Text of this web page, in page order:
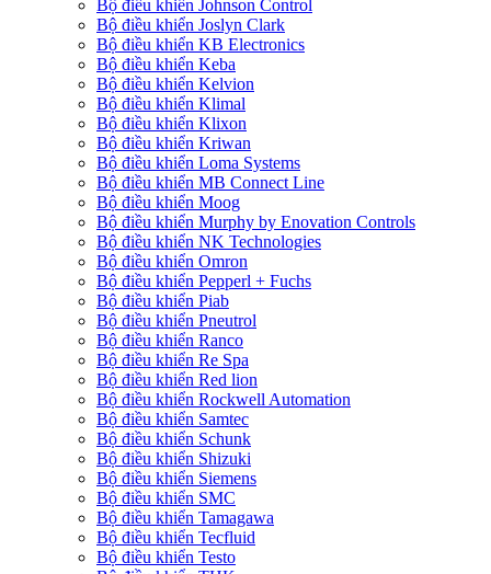
Bộ điều khiển Johnson Control
Bộ điều khiển Joslyn Clark
Bộ điều khiển KB Electronics
Bộ điều khiển Keba
Bộ điều khiển Kelvion
Bộ điều khiển Klimal
Bộ điều khiển Klixon
Bộ điều khiển Kriwan
Bộ điều khiển Loma Systems
Bộ điều khiển MB Connect Line
Bộ điều khiển Moog
Bộ điều khiển Murphy by Enovation Controls
Bộ điều khiển NK Technologies
Bộ điều khiển Omron
Bộ điều khiển Pepperl + Fuchs
Bộ điều khiển Piab
Bộ điều khiển Pneutrol
Bộ điều khiển Ranco
Bộ điều khiển Re Spa
Bộ điều khiển Red lion
Bộ điều khiển Rockwell Automation
Bộ điều khiển Samtec
Bộ điều khiển Schunk
Bộ điều khiển Shizuki
Bộ điều khiển Siemens
Bộ điều khiển SMC
Bộ điều khiển Tamagawa
Bộ điều khiển Tecfluid
Bộ điều khiển Testo